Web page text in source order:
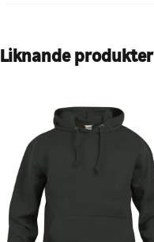
Liknande produkter